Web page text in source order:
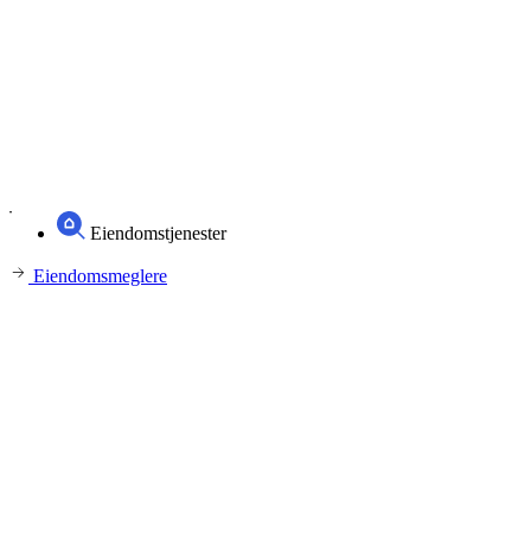
Eiendomstjenester
Eiendomsmeglere